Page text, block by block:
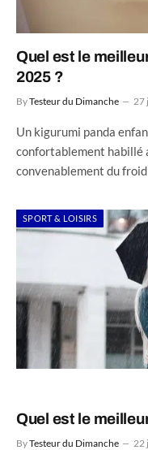
Quel est le
2025 ?
ByTesteur du Dimanche 27
Un kigurumi panda
confortablement habillé
convenablement du froid
SPORT & LOISIRS
Quel est le
ByTesteur du Dimanche 22